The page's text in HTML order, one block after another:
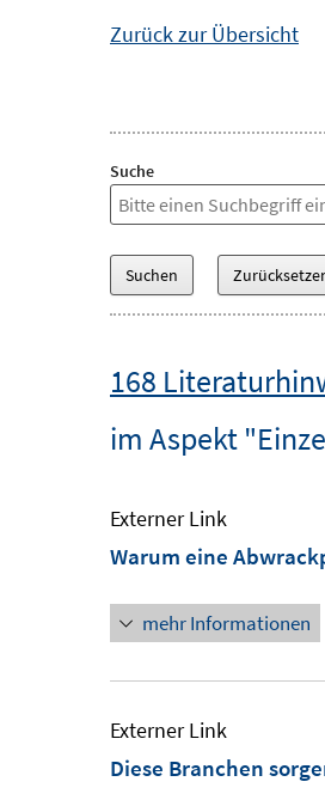
Zurück zur Übersicht
Suche
168
im Aspekt
Externer Link
Warum eine
mehr Informationen
Externer Link
Diese Branchen